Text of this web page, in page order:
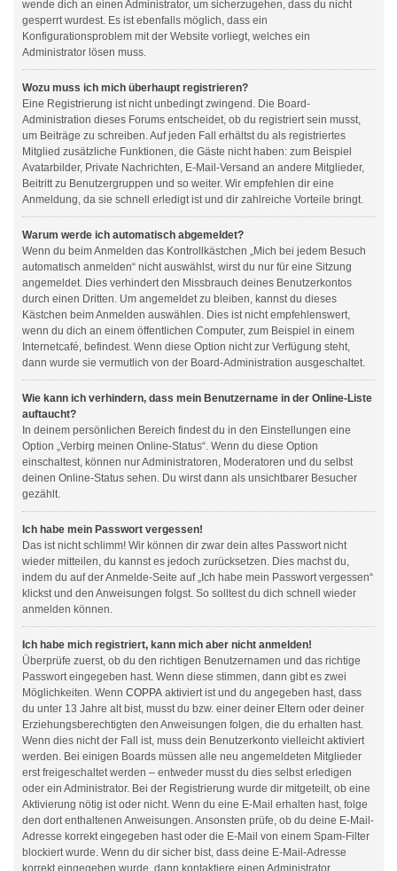
wende dich an einen Administrator, um sicherzugehen, dass du nicht
gesperrt wurdest. Es ist ebenfalls möglich, dass ein
Konfigurationsproblem mit der Website vorliegt, welches ein
Administrator lösen muss.
Wozu muss ich mich überhaupt registrieren?
Eine Registrierung ist nicht unbedingt zwingend. Die Board-
Administration dieses Forums entscheidet, ob du registriert sein musst,
um Beiträge zu schreiben. Auf jeden Fall erhältst du als registriertes
Mitglied zusätzliche Funktionen, die Gäste nicht haben: zum Beispiel
Avatarbilder, Private Nachrichten, E-Mail-Versand an andere Mitglieder,
Beitritt zu Benutzergruppen und so weiter. Wir empfehlen dir eine
Anmeldung, da sie schnell erledigt ist und dir zahlreiche Vorteile bringt.
Warum werde ich automatisch abgemeldet?
Wenn du beim Anmelden das Kontrollkästchen „Mich bei jedem Besuch
automatisch anmelden“ nicht auswählst, wirst du nur für eine Sitzung
angemeldet. Dies verhindert den Missbrauch deines Benutzerkontos
durch einen Dritten. Um angemeldet zu bleiben, kannst du dieses
Kästchen beim Anmelden auswählen. Dies ist nicht empfehlenswert,
wenn du dich an einem öffentlichen Computer, zum Beispiel in einem
Internetcafé, befindest. Wenn diese Option nicht zur Verfügung steht,
dann wurde sie vermutlich von der Board-Administration ausgeschaltet.
Wie kann ich verhindern, dass mein Benutzername in der Online-Liste
auftaucht?
In deinem persönlichen Bereich findest du in den Einstellungen eine
Option „Verbirg meinen Online-Status“. Wenn du diese Option
einschaltest, können nur Administratoren, Moderatoren und du selbst
deinen Online-Status sehen. Du wirst dann als unsichtbarer Besucher
gezählt.
Ich habe mein Passwort vergessen!
Das ist nicht schlimm! Wir können dir zwar dein altes Passwort nicht
wieder mitteilen, du kannst es jedoch zurücksetzen. Dies machst du,
indem du auf der Anmelde-Seite auf „Ich habe mein Passwort vergessen“
klickst und den Anweisungen folgst. So solltest du dich schnell wieder
anmelden können.
Ich habe mich registriert, kann mich aber nicht anmelden!
Überprüfe zuerst, ob du den richtigen Benutzernamen und das richtige
Passwort eingegeben hast. Wenn diese stimmen, dann gibt es zwei
Möglichkeiten. Wenn COPPA aktiviert ist und du angegeben hast, dass
du unter 13 Jahre alt bist, musst du bzw. einer deiner Eltern oder deiner
Erziehungsberechtigten den Anweisungen folgen, die du erhalten hast.
Wenn dies nicht der Fall ist, muss dein Benutzerkonto vielleicht aktiviert
werden. Bei einigen Boards müssen alle neu angemeldeten Mitglieder
erst freigeschaltet werden – entweder musst du dies selbst erledigen
oder ein Administrator. Bei der Registrierung wurde dir mitgeteilt, ob eine
Aktivierung nötig ist oder nicht. Wenn du eine E-Mail erhalten hast, folge
den dort enthaltenen Anweisungen. Ansonsten prüfe, ob du deine E-Mail-
Adresse korrekt eingegeben hast oder die E-Mail von einem Spam-Filter
blockiert wurde. Wenn du dir sicher bist, dass deine E-Mail-Adresse
korrekt eingegeben wurde, dann kontaktiere einen Administrator.